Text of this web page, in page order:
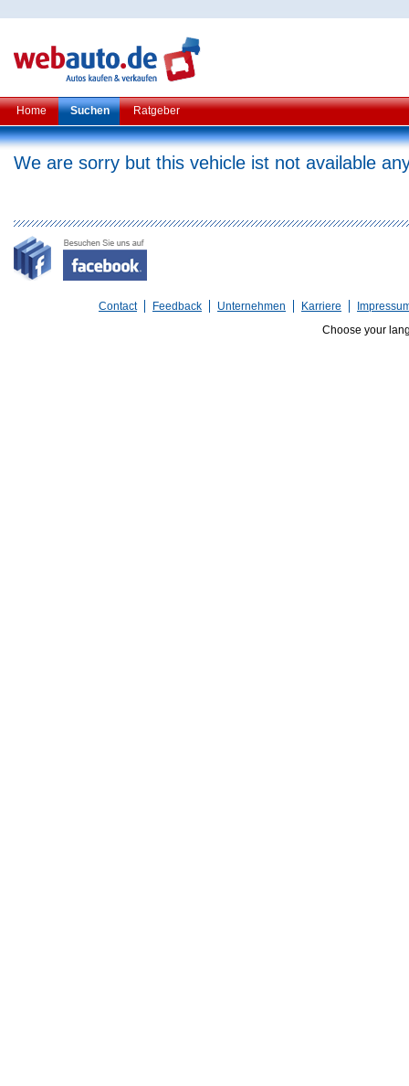
Home Suchen Ratgeber
We are sorry but this vehicle ist not available
Contact Feedback Unternehmen Karriere
Choose your